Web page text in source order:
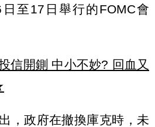
至17日舉行的FOMC會
信開鍘 中小不妙? 回血又
，政府在撤換庫克時，未